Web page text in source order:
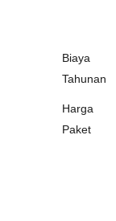
Biaya
Tahunan
Harga
Paket